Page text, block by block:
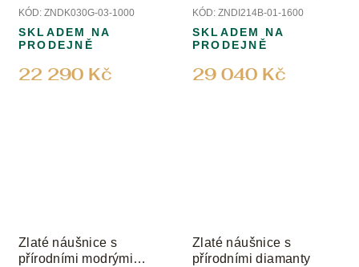
KÓD: ZNDK030G-03-1000
22 290 Kč
SKLADEM NA
PRODEJNĚ
diamanty
KÓD: ZNDI214B-01-1600
29 040 Kč
SKLADEM NA
PRODEJNĚ
Zlaté náušnice s
přírodními modrými
Zlaté náušnice s
přírodními diamanty